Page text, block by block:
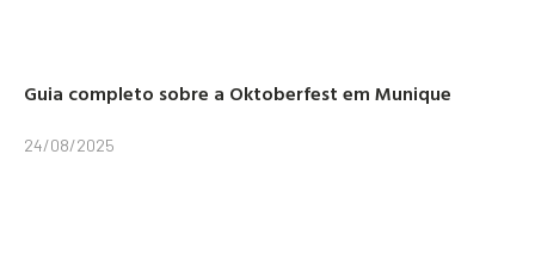
Guia completo sobre a Oktoberfest em Munique
24/08/2025